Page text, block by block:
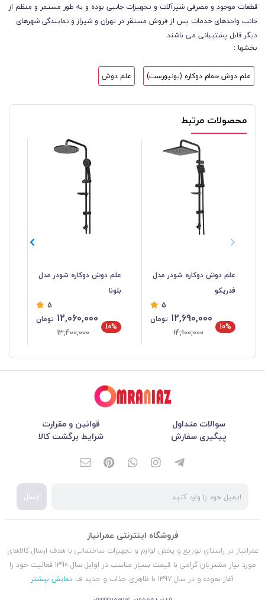
قطعات موجود و مصرفی شیرآلات و تجهیزات جانبی بوده و به طور مستمر و منظم از
جانب واحدهای خدمات پس از فروش مستقر در تهران و شیراز و نمایندگی شهرهای
دیگر قابل پشتیبانی می باشند.
بخشها :
علم دوش حمام دوکاره (یونیورست) علم دوش
محصولات مرتبط
علم دوش دوکاره شودر مدل
فدریکو
5
10%
12,690,000 تومان
14,100,000
علم دوش دوکاره شودر مدل
بلونا
5
10%
12,060,000 تومان
13,400,000
سوالات متداول
قوانین و مقرارت
پیگیری سفارش
شرایط برگشت کالا
ارسال
فروشگاه اینترنتی عمرانیاز
عمرانیاز در راستای توزیع و پخش لوازم و تجهیزات ساختمانی با هدف ارسال کالاهای
مورد نیاز مشتریان گرامی با قیمت بسیار مناسب در اوایل سال 1390 فعالیت خود را
آغاز نموده و در سال 1397 با ظاهری جذاب و جدید ف
نمایش بیشتر